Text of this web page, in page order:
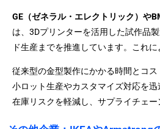
GE（ゼネラル・エレクトリック） や
は、3Dプリンターを活用した試作品
ド生産までを推進しています。これに
従来型の金型製作にかかる時間とコス
小ロット生産やカスタマイズ対応を迅
在庫リスクを軽減し、サプライチェ